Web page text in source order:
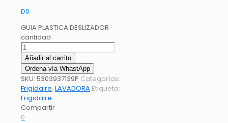
D0
GUIA PLASTICA DESLIZADOR
cantidad
Añadir al carrito
Ordena vía WhastApp
SKU: 5303937139P Categorías:
Frigidaire, LAVADORA Etiqueta:
Frigidaire
Compartir
0